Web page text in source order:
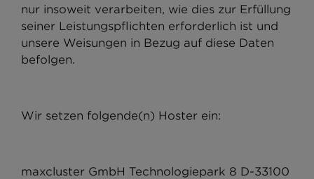
nur insoweit verarbeiten, wie dies zur Erfüllung
seiner Leistungspflichten erforderlich ist und
unsere Weisungen in Bezug auf diese Daten
befolgen.
Wir setzen folgende(n) Hoster ein:
maxcluster GmbH Technologiepark 8 D-33100